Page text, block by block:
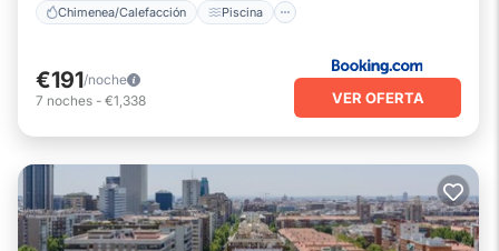
Chimenea/Calefacción Piscina
€191/noche
7 noches - €1,338 VER OFERTA